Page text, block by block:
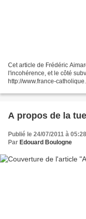
Cet article de Frédéric
l'incohérence, et le côté
http://www.france-
A propos de la
Publié le 24/07/2011 à 05:28
Par Edouard Boulogne